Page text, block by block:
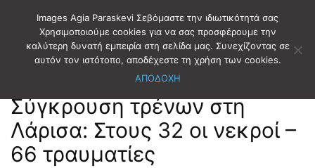
Αρχική ΕΙΔΗΣΕΙΣ
Σύγκρουση τρένων στη
Λάρισα: Στους 32 οι νεκροί –
66 τραυματίες
Images Agia Paraskevi Σεβόμαστε την ιδιωτικότητά σας
Χρησιμοποιούμε cookies για να σας προσφέρουμε την
καλύτερη δυνατή εμπειρία στη σελίδα μας. Συνεχίζοντας σε
αυτόν τον ιστότοπο, αποδέχεστε τη χρήση των cookies.
ΑΠΟΔΟΧΗ